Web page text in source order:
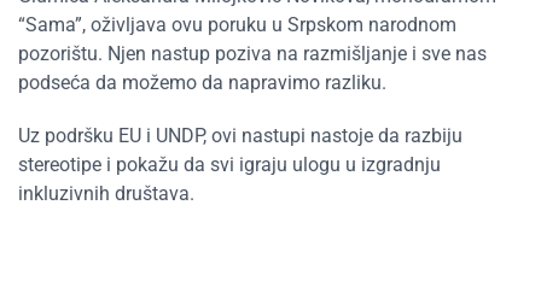
“Sama”, oživljava ovu poruku u Srpskom narodnom
pozorištu. Njen nastup poziva na razmišljanje i sve nas
podseća da možemo da napravimo razliku.
Uz podršku EU i UNDP, ovi nastupi nastoje da razbiju
stereotipe i pokažu da svi igraju ulogu u izgradnju
inkluzivnih društava.